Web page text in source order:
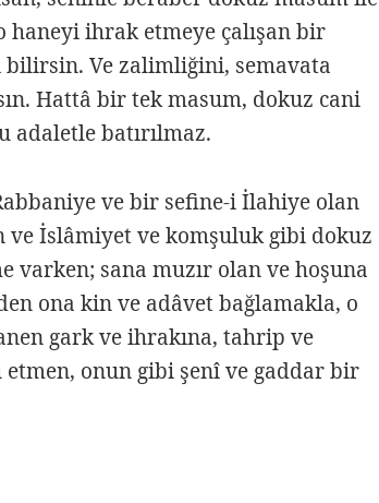
haneyi ihrak etmeye çalışan bir
bilirsin. Ve zalimliğini, semavata
Hattâ bir tek masum, dokuz cani
adaletle batırılmaz.
ve bir sefine-i İlahiye olan
İslâmiyet ve komşuluk gibi dokuz
varken; sana muzır olan ve hoşuna
ona kin ve adâvet bağlamakla, o
gark ve ihrakına, tahrip ve
etmen, onun gibi şenî ve gaddar bir